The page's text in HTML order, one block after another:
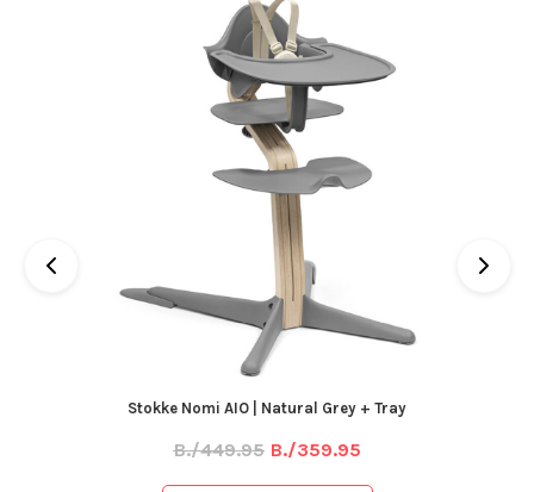
Stokke Nomi AIO | Natural Grey + Tray
B./449.95 B./359.95